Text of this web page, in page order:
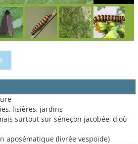
lisières, jardins
surtout sur séneçon jacobée, d'où
aposématique (livrée vespoïde)